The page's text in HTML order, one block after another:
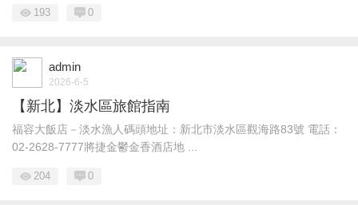
193 0
admin
2026-6-5
【新北】淡水區旅館指南
福容大飯店－淡水漁人碼頭地址：新北市淡水區觀海路83號 電話：
02-2628-7777將捷金鬱金香酒店地 ...
204 0